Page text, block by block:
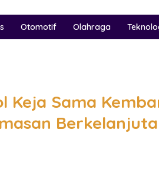
Otomotif Olahraga
Keja Sama